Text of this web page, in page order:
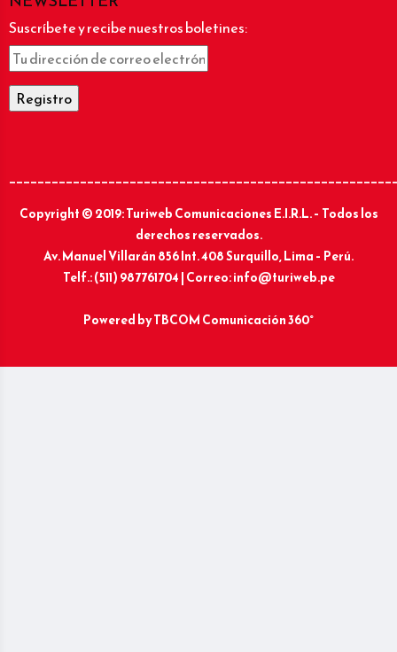
Suscríbete y recibe nuestros boletines:
Copyright © 2019: Turiweb Comunicaciones E.I.R.L. – Todos los
derechos reservados.
Av. Manuel Villarán 856 Int. 408 Surquillo, Lima – Perú.
Telf.: (511) 987761704 | Correo: info@turiweb.pe
Powered byTBCOM Comunicación 360°